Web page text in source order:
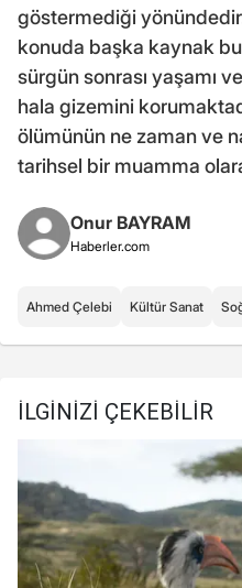
göstermediği
konuda başka kaynak
sürgün sonrası yaşamı
hala gizemini
ölümünün ne zaman ve
tarihsel bir muamma
Onur BAYRAM
Haberler.com
Ahmed Çelebi Kültür Sanat